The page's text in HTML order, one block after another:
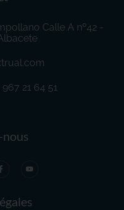
Calle A nº42 -
21 64 51